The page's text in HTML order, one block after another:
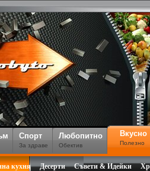
Спорт
За здраве
Любопитно
Обектив
Вкусно
Полезно
кухня Десерти Съвети & Идейки